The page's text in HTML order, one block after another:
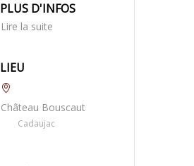
PLUS D'INFOS
Lire la suite
LIEU
Château Bouscaut
Cadaujac